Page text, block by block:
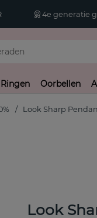
4e generatie
Ringen Oorbellen
Look Sharp
Look